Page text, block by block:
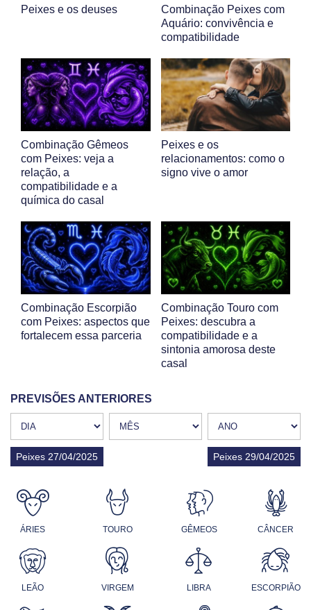
Peixes e os deuses
Combinação Peixes com
Aquário: convivência e
compatibilidade
Combinação Gêmeos
com Peixes: veja a
relação, a
compatibilidade e a
química do casal
Peixes e os
relacionamentos: como o
signo vive o amor
Combinação Escorpião
com Peixes: aspectos que
fortalecem essa parceria
Combinação Touro com
Peixes: descubra a
compatibilidade e a
sintonia amorosa deste
casal
PREVISÕES ANTERIORES
Peixes 27/04/2025 Peixes 29/04/2025
ÁRIES TOURO GÊMEOS CÂNCER
LEÃO VIRGEM LIBRA ESCORPIÃO